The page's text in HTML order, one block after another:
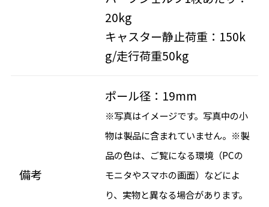
20kg
キャスター静止荷重：150k
g/走行荷重50kg
備考
ポール径：19mm
※写真はイメージです。写真中の小
物は製品に含まれていません。※製
品の色は、ご覧になる環境（PCの
モニタやスマホの画面）などによ
り、実物と異なる場合があります。